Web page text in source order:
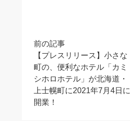
投
稿
ナ
ビ
ゲ
ー
前の記事
【プレスリリース】小さな
町の、便利なホテル「カミ
シホロホテル」が北海道・
上士幌町に2021年7月4日に
開業！